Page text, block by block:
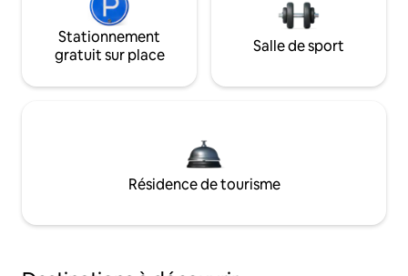
Stationnement
gratuit sur place
Salle de sport
Résidence de tourisme